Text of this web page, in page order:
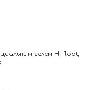
гелем Hi-float,